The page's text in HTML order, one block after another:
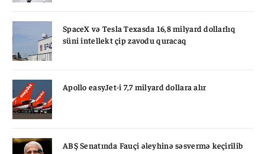
SpaceX və Tesla Texasda 16,8 milyard dollarlıq
süni intellekt çip zavodu quracaq
Apollo easyJet-i 7,7 milyard dollara alır
ABŞ Senatında Fauçi əleyhinə səsvermə keçirilib